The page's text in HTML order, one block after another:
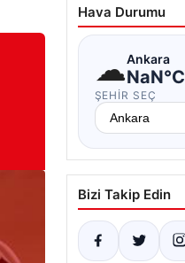
Hava Durumu
☁Ankara
NaN°C
ŞEHIR SEÇ
Bizi Takip Edin